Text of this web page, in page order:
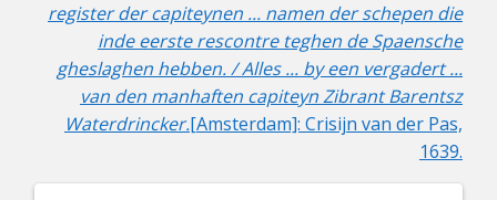
register der capiteynen ... namen der schepen die
inde eerste rescontre teghen de Spaensche
gheslaghen hebben. / Alles ... by een vergadert ...
van den manhaften capiteyn Zibrant Barentsz
Waterdrincker.[Amsterdam]: Crisijn van der Pas,
1639.